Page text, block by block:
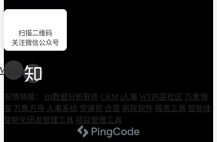
扫描二维码
关注微信公众号
Weixin
友情链接： BI数据分析软件 CRM i人事 WT内容社区 万象博
客 万象方舟 人事系统 党课帮 合思 帆软软件 报表工具 智能体
智能化研发管理工具 项目管理工具